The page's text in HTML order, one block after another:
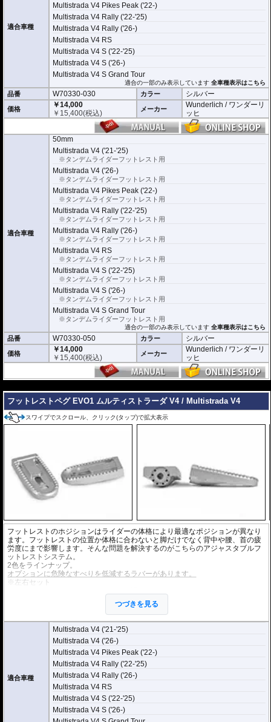
適合車種
Multistrada V4 Pikes Peak ('22-)
Multistrada V4 Rally ('22-'25)
Multistrada V4 Rally ('26-)
Multistrada V4 RS
Multistrada V4 S ('22-'25)
Multistrada V4 S ('26-)
Multistrada V4 S Grand Tour
適合の一部のみ表示しています全車種表示はこちら
品番 W70330-030 カラー シルバー
価格
￥14,000
￥ 15,400(税込) メーカー
Wunderlich / ワンダーリ
ッヒ
適合車種
50mm
Multistrada V4 ('21-'25)
※タンデムライダーフットレスト用
Multistrada V4 ('26-)
※タンデムライダーフットレスト用
Multistrada V4 Pikes Peak ('22-)
※タンデムライダーフットレスト用
Multistrada V4 Rally ('22-'25)
※タンデムライダーフットレスト用
Multistrada V4 Rally ('26-)
※タンデムライダーフットレスト用
Multistrada V4 RS
※タンデムライダーフットレスト用
Multistrada V4 S ('22-'25)
※タンデムライダーフットレスト用
Multistrada V4 S ('26-)
※タンデムライダーフットレスト用
Multistrada V4 S Grand Tour
※タンデムライダーフットレスト用
適合の一部のみ表示しています全車種表示はこちら
品番 W70330-050 カラー シルバー
価格
￥14,000
￥ 15,400(税込) メーカー
Wunderlich / ワンダーリ
ッヒ
フットレストペグ EVO1 ムルティストラーダ V4 / Multistrada V4
スワイプでスクロール、クリック(タップ)で拡大表示
フットレストのホジションはライダーの体格により最適なポジションが異なり
ます。フットレストの位置か体格に合わないと脚だけでなく背中や腰、首の疲
労度にまで影響します。そんな問題を解決するのがこちらのアジャスタブルフ
ットレストシステム。
2色をラインナップ。
オプションに危険なすべりを低減するラバーがあります。
※左右セット
※アジャスタブルフットレストシステムとしてご利用の場合は
フットレストペグ
つづきを見る
適合車種
Multistrada V4 ('21-'25)
Multistrada V4 ('26-)
Multistrada V4 Pikes Peak ('22-)
Multistrada V4 Rally ('22-'25)
Multistrada V4 Rally ('26-)
Multistrada V4 RS
Multistrada V4 S ('22-'25)
Multistrada V4 S ('26-)